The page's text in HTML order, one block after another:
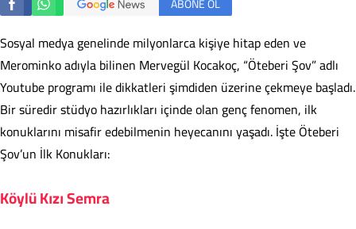
Sosyal medya genelinde milyonlarca kişiye hitap eden ve
Merominko adıyla bilinen Mervegül Kocakoç, “Öteberi Şov” adlı
Youtube programı ile dikkatleri şimdiden üzerine çekmeye başladı.
Bir süredir stüdyo hazırlıkları içinde olan genç fenomen, ilk
konuklarını misafir edebilmenin heyecanını yaşadı. İşte Öteberi
Şov’un İlk Konukları:
Köylü Kızı Semra